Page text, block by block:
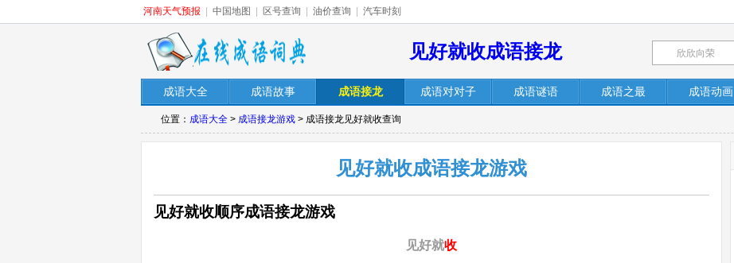
河南天气预报 中国地图 区号查询 油价查询 汽车时刻
见好就收成语接龙
成语大全 成语故事 成语接龙 成语对对子 成语谜语 成语之最 成语动画
位置： 成语大全 > 成语接龙游戏 > 成语接龙见好就收查询
见好就收成语接龙游戏
见好就收顺序成语接龙游戏
见好就收